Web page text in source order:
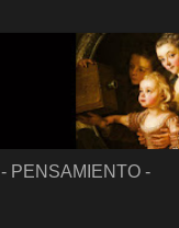
PENSAMIENTO -